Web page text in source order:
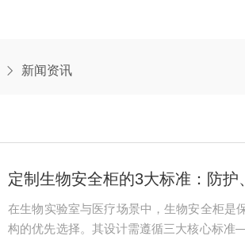
新闻资讯
定制生物安全柜的3大标准：防护
在生物实验室与医疗场景中，生物安全柜是
构的优先选择。其设计需遵循三大核心标